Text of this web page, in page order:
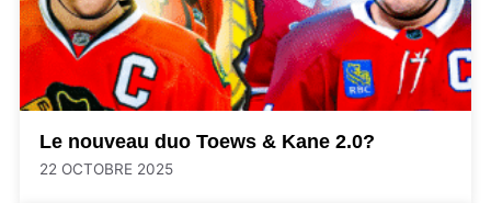
Le nouveau duo Toews & Kane 2.0?
22 OCTOBRE 2025